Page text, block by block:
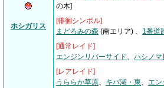
ホシガリス
の木]
[徘徊シンボル]
まどろみの森 (南エリア) 、 1番道
[通常レイド]
エンジンリバーサイド、 ハシノマ
[レアレイド]
うららか草原、 キバ湖・東、 エン